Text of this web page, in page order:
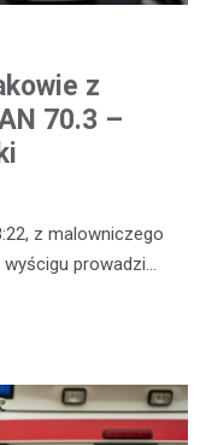
z
70.3 –
z malowniczego
prowadzi…